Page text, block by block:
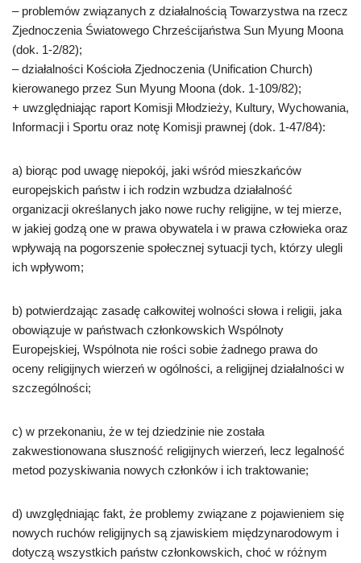
– problemów związanych z działalnością Towarzystwa na rzecz
Zjednoczenia Światowego Chrześcijaństwa Sun Myung Moona
(dok. 1-2/82);
– działalności Kościoła Zjednoczenia (Unification Church)
kierowanego przez Sun Myung Moona (dok. 1-109/82);
+ uwzględniając raport Komisji Młodzieży, Kultury, Wychowania,
Informacji i Sportu oraz notę Komisji prawnej (dok. 1-47/84):
a) biorąc pod uwagę niepokój, jaki wśród mieszkańców
europejskich państw i ich rodzin wzbudza działalność
organizacji określanych jako nowe ruchy religijne, w tej mierze,
w jakiej godzą one w prawa obywatela i w prawa człowieka oraz
wpływają na pogorszenie społecznej sytuacji tych, którzy ulegli
ich wpływom;
b) potwierdzając zasadę całkowitej wolności słowa i religii, jaka
obowiązuje w państwach członkowskich Wspólnoty
Europejskiej, Wspólnota nie rości sobie żadnego prawa do
oceny religijnych wierzeń w ogólności, a religijnej działalności w
szczególności;
c) w przekonaniu, że w tej dziedzinie nie została
zakwestionowana słuszność religijnych wierzeń, lecz legalność
metod pozyskiwania nowych członków i ich traktowanie;
d) uwzględniając fakt, że problemy związane z pojawieniem się
nowych ruchów religijnych są zjawiskiem międzynarodowym i
dotyczą wszystkich państw członkowskich, choć w różnym